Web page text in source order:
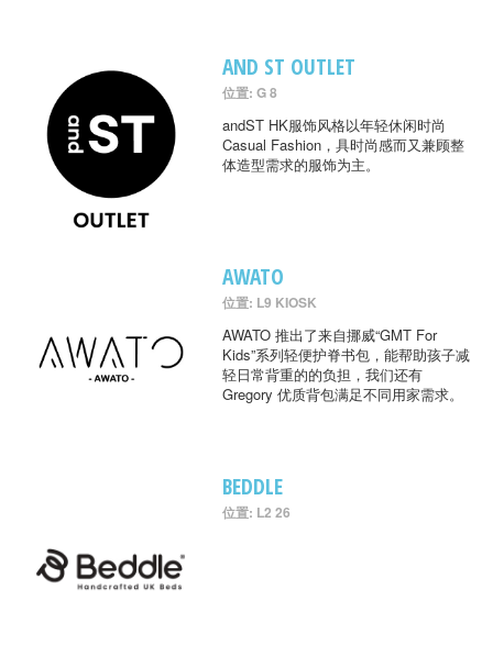
AND ST OUTLET
位置: G 8
andST HK服饰风格以年轻休闲时尚
Casual Fashion，具时尚感而又兼顾整
体造型需求的服饰为主。
AWATO
位置: L9 KIOSK
AWATO 推出了来自挪威“GMT For
Kids”系列轻便护脊书包，能帮助孩子减
轻日常背重的的负担，我们还有
Gregory 优质背包满足不同用家需求。
BEDDLE
位置: L2 26